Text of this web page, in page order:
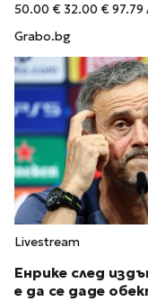
50.00 € 32.00 €97.79
Grabo.bg
Livestream
Енрике след
е да се даде